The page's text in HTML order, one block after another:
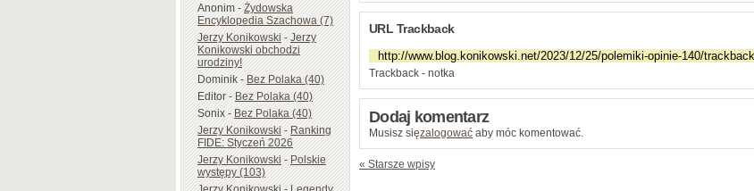
Anonim-Żydowska
Encyklopedia Szachowa (7)
Jerzy Konikowski-Jerzy
Konikowski obchodzi
urodziny!
Dominik-Bez Polaka (40)
Editor-Bez Polaka (40)
Sonix-Bez Polaka (40)
Jerzy Konikowski-Ranking
FIDE: Styczeń 2026
Jerzy Konikowski-Polskie
występy (103)
URL Trackback
Trackback - notka
Dodaj komentarz
Musisz sięzalogować aby móc komentować.
« Starsze wpisy